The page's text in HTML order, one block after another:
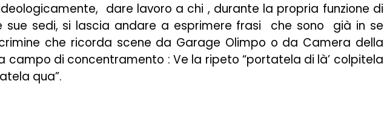
dare lavoro a chi , durante la propria funzione di
sedi, si lascia andare a esprimere frasi che sono già in se
che ricorda scene da Garage Olimpo o da Camera della
campo di concentramento : Ve la ripeto “portatela di là’ colpitela
qua”.